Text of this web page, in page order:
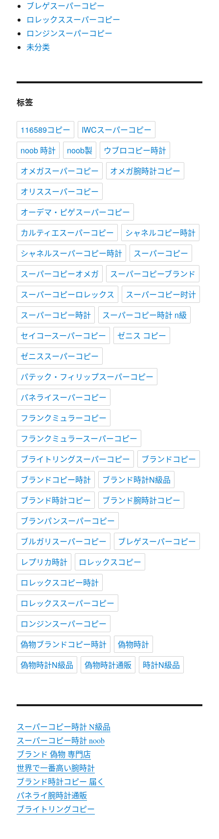
ブレゲスーパーコピー
ロレックススーパーコピー
ロンジンスーパーコピー
未分类
标签
116589コピー
IWCスーパーコピー
noob 時計
noob製
ウブロコピー時計
オメガスーパーコピー
オメガ腕時計コピー
オリススーパーコピー
オーデマ・ピゲスーパーコピー
カルティエスーパーコピー
シャネルコピー時計
シャネルスーパーコピー時計
スーパーコピー
スーパーコピーオメガ
スーパーコピーブランド
スーパーコピーロレックス
スーパーコピー时计
スーパーコピー時計
スーパーコピー時計 n級
セイコースーパーコピー
ゼニス コピー
ゼニススーパーコピー
パテック・フィリップスーパーコピー
パネライスーパーコピー
フランクミュラーコピー
フランクミュラースーパーコピー
ブライトリングスーパーコピー
ブランドコピー
ブランドコピー時計
ブランド時計N級品
ブランド時計コピー
ブランド腕時計コピー
ブランパンスーパーコピー
ブルガリスーパーコピー
ブレゲスーパーコピー
レプリカ時計
ロレックスコピー
ロレックスコピー時計
ロレックススーパーコピー
ロンジンスーパーコピー
偽物ブランドコピー時計
偽物時計
偽物時計N級品
偽物時計通販 時計N級品
スーパーコピー時計 N級品
スーパーコピー時計 noob
ブランド 偽物 専門店
世界で一番高い腕時計
ブランド時計コピー 届く
パネライ腕時計通販
ブライトリングコピー